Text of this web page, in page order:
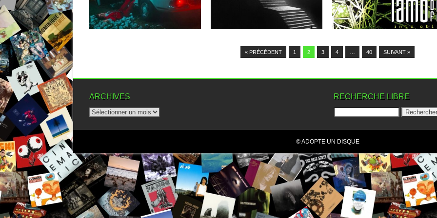
acoustique, As Everything Unfolds a
vite...
▶
« PRÉCÉDENT 1 2 3 4 40 SUIVANT »
ARCHIVES RECHERCHE LIBRE
© ADOPTE UN DISQUE